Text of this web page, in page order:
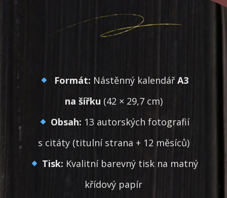
Formát: Nástěnný kalendář A3
na šířku (42 × 29,7 cm)
Obsah: 13 autorských fotografií
s citáty (titulní strana + 12 měsíců)
Tisk: Kvalitní barevný tisk na matný
křídový papír